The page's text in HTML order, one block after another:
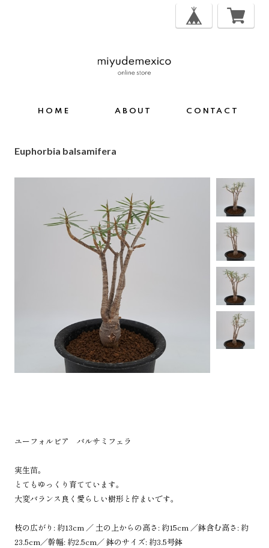
HOME ABOUT CONTACT
Euphorbia balsamifera
ユーフォルビア バルサミフェラ
実生苗。
とてもゆっくり育てています。
大変バランス良く愛らしい樹形と佇まいです。
枝の広がり: 約13cm ／ 土の上からの高さ: 約15cm ／鉢含む高さ: 約
23.5cm／幹幅: 約2.5cm／ 鉢のサイズ: 約3.5号鉢